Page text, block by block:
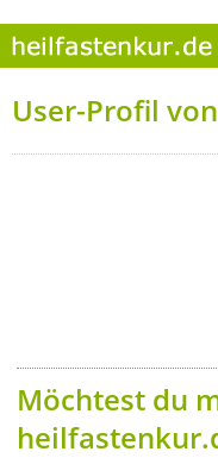
User-Profil
Möchtest du